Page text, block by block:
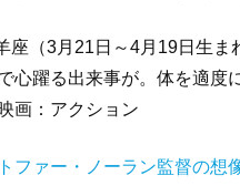
座（3月21日～4月19日生ま
心躍る出来事が。体を適度
画：アクション
ファー・ノーラン監督の